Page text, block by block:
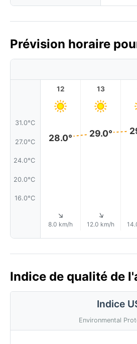
Prévision horaire
31.0°C
27.0°C
24.0°C
20.0°C
16.0°C
12
28.0°
↑
8.0 km/h
13
29.0°
↑
12.0 km/h
Indice de qualité de
Indice
Environmental